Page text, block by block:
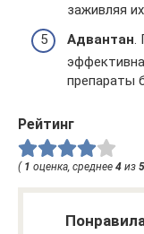
заживляя
Адвантан.
эффективна
препараты
Рейтинг
( 1 оценка, среднее 4 из 5